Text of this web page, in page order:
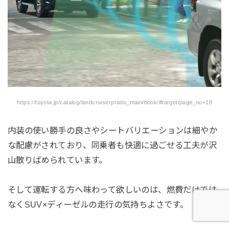
https://toyota.jp/catalog/landcruiserprado_main/book/#target/page_no=18
内装の使い勝手の良さやシートバリエーションは細やか
な配慮がされており、同乗者も快適に過ごせる工夫が沢
山散りばめられています。
そして運転する方へ味わって欲しいのは、燃費だけでは
なくSUV×ディーゼルの走行の気持ちよさです。